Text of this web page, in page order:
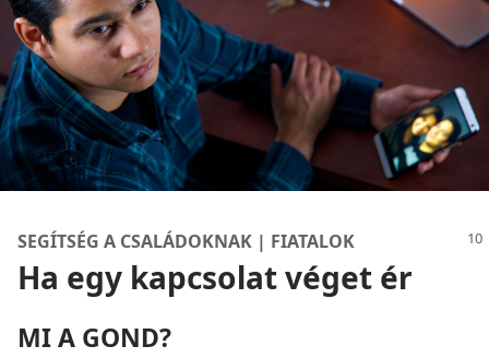
SEGÍTSÉG A CSALÁDOKNAK | FIATALOK
Ha egy kapcsolat véget ér
MI A GOND?